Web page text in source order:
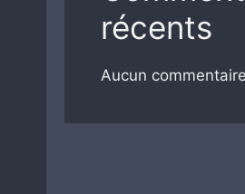
récents
Aucun